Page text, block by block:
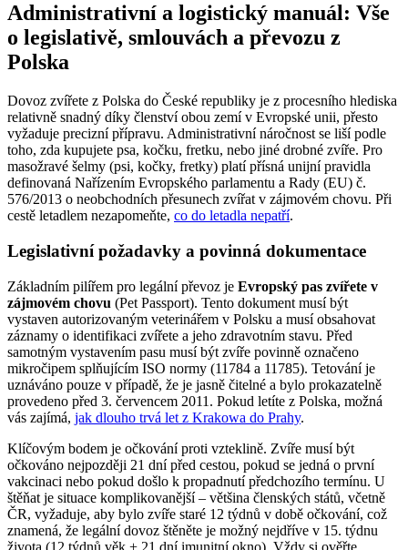
Administrativní a logistický manuál: Vše
o legislativě, smlouvách a převozu z
Polska
Dovoz zvířete z Polska do České republiky je z procesního hlediska
relativně snadný díky členství obou zemí v Evropské unii, přesto
vyžaduje precizní přípravu. Administrativní náročnost se liší podle
toho, zda kupujete psa, kočku, fretku, nebo jiné drobné zvíře. Pro
masožravé šelmy (psi, kočky, fretky) platí přísná unijní pravidla
definovaná Nařízením Evropského parlamentu a Rady (EU) č.
576/2013 o neobchodních přesunech zvířat v zájmovém chovu. Při
cestě letadlem nezapomeňte, co do letadla nepatří.
Legislativní požadavky a povinná dokumentace
Základním pilířem pro legální převoz je Evropský pas zvířete v
zájmovém chovu (Pet Passport). Tento dokument musí být
vystaven autorizovaným veterinářem v Polsku a musí obsahovat
záznamy o identifikaci zvířete a jeho zdravotním stavu. Před
samotným vystavením pasu musí být zvíře povinně označeno
mikročipem splňujícím ISO normy (11784 a 11785). Tetování je
uznáváno pouze v případě, že je jasně čitelné a bylo prokazatelně
provedeno před 3. červencem 2011. Pokud letíte z Polska, možná
vás zajímá, jak dlouho trvá let z Krakowa do Prahy.
Klíčovým bodem je očkování proti vzteklině. Zvíře musí být
očkováno nejpozději 21 dní před cestou, pokud se jedná o první
vakcinaci nebo pokud došlo k propadnutí předchozího termínu. U
štěňat je situace komplikovanější – většina členských států, včetně
ČR, vyžaduje, aby bylo zvíře staré 12 týdnů v době očkování, což
znamená, že legální dovoz štěněte je možný nejdříve v 15. týdnu
života (12 týdnů věk + 21 dní imunitní okno). Vždy si ověřte